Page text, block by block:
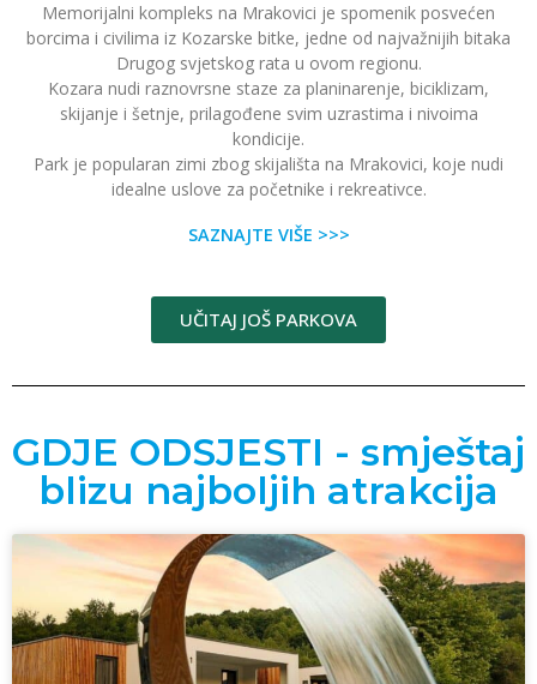
Memorijalni kompleks na Mrakovici je spomenik posvećen
borcima i civilima iz Kozarske bitke, jedne od najvažnijih bitaka
Drugog svjetskog rata u ovom regionu.
Kozara nudi raznovrsne staze za planinarenje, biciklizam,
skijanje i šetnje, prilagođene svim uzrastima i nivoima
kondicije.
Park je popularan zimi zbog skijališta na Mrakovici, koje nudi
idealne uslove za početnike i rekreativce.
SAZNAJTE VIŠE >>>
UČITAJ JOŠ PARKOVA
GDJE ODSJESTI - smještaj
blizu najboljih atrakcija